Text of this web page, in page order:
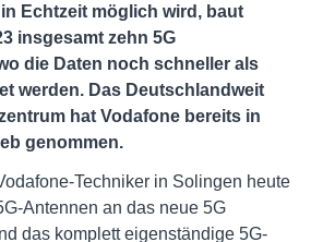
Echtzeit möglich wird, baut
insgesamt zehn 5G
die Daten noch schneller als
werden. Das Deutschlandweit
hat Vodafone bereits in
genommen.
Techniker in Solingen heute
Antennen an das neue 5G
das komplett eigenständige 5G-